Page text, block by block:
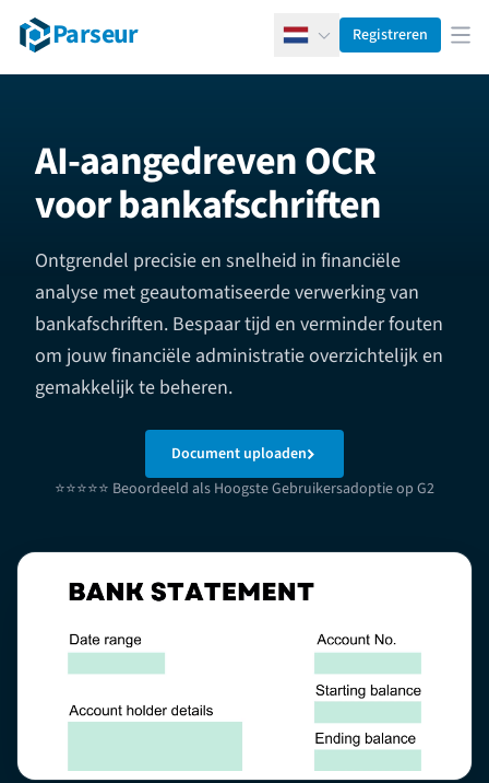
Parseur NederlandsRegistreren
AI-aangedreven OCR
voor bankafschriften
Ontgrendel precisie en snelheid in financiële
analyse met geautomatiseerde verwerking van
bankafschriften. Bespaar tijd en verminder fouten
om jouw financiële administratie overzichtelijk en
gemakkelijk te beheren.
Document uploaden
⭐⭐⭐⭐⭐ Beoordeeld als Hoogste Gebruikersadoptie op G2